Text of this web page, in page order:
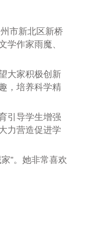
市新北区新桥
学作家雨魔、
大家积极创新
，培养科学精
引导学生增强
力营造促进学
”。 她非常喜欢